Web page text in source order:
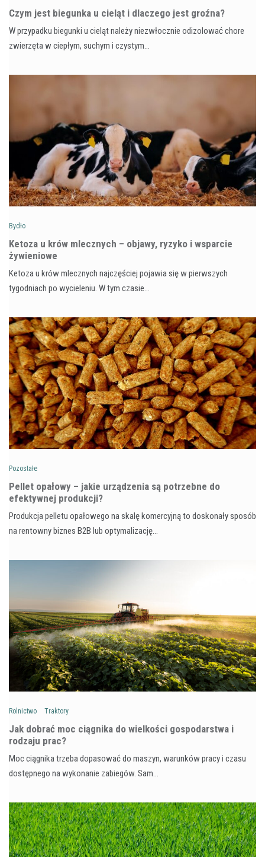
Czym jest biegunka u cieląt i dlaczego jest groźna?
W przypadku biegunki u cieląt należy niezwłocznie odizolować chore
zwierzęta w ciepłym, suchym i czystym…
Bydło
Ketoza u krów mlecznych – objawy, ryzyko i wsparcie
żywieniowe
Ketoza u krów mlecznych najczęściej pojawia się w pierwszych
tygodniach po wycieleniu. W tym czasie…
Pozostałe
Pellet opałowy – jakie urządzenia są potrzebne do
efektywnej produkcji?
Produkcja pelletu opałowego na skalę komercyjną to doskonały sposób
na rentowny biznes B2B lub optymalizację…
Rolnictwo Traktory
Jak dobrać moc ciągnika do wielkości gospodarstwa i
rodzaju prac?
Moc ciągnika trzeba dopasować do maszyn, warunków pracy i czasu
dostępnego na wykonanie zabiegów. Sam…